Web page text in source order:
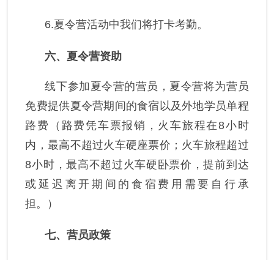
6.夏令营活动中我们将打卡考勤。
六、夏令营资助
线下参加夏令营的营员，夏令营将为营员
免费提供夏令营期间的食宿以及外地学员单程
路费（路费凭车票报销，火车旅程在8小时
内，最高不超过火车硬座票价；火车旅程超过
8小时，最高不超过火车硬卧票价，提前到达
或延迟离开期间的食宿费用需要自行承
担。）
七、营员政策